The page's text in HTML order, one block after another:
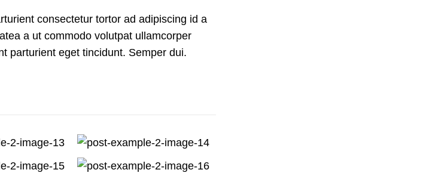
consectetur tortor ad adipiscing id a
a ut commodo volutpat ullamcorper
parturient eget tincidunt. Semper dui.